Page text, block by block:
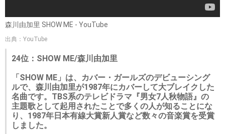
森川由加里 SHOW ME - YouTube
出典：YouTube
24位：SHOW ME/森川由加里
「SHOW ME」は、カバー・ガールズのデビューシング
ルで、森川由加里が1987年にカバーして大ブレイクした
名曲です。TBS系のテレビドラマ『男女7人秋物語』の
主題歌として起用されたことで多くの人が知ることにな
り、1987年日本有線大賞新人賞など数々の音楽賞を受賞
しました。